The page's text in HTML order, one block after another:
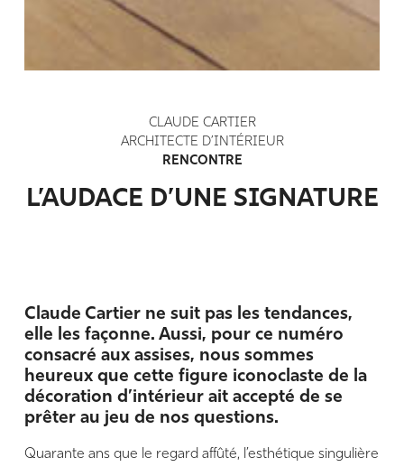
CLAUDE CARTIER
ARCHITECTE D’INTÉRIEUR
RENCONTRE
L’AUDACE D’UNE SIGNATURE
Claude Cartier ne suit pas les tendances,
elle les façonne. Aussi, pour ce numéro
consacré aux assises, nous sommes
heureux que cette figure iconoclaste de la
décoration d’intérieur ait accepté de se
prêter au jeu de nos questions.
Quarante ans que le regard affûté, l’esthétique singulière